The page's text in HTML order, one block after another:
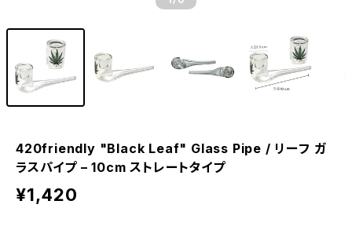
420friendly "Black Leaf" Glass Pipe / リーフ ガ
ラスパイプ – 10cm ストレートタイプ
¥1,420